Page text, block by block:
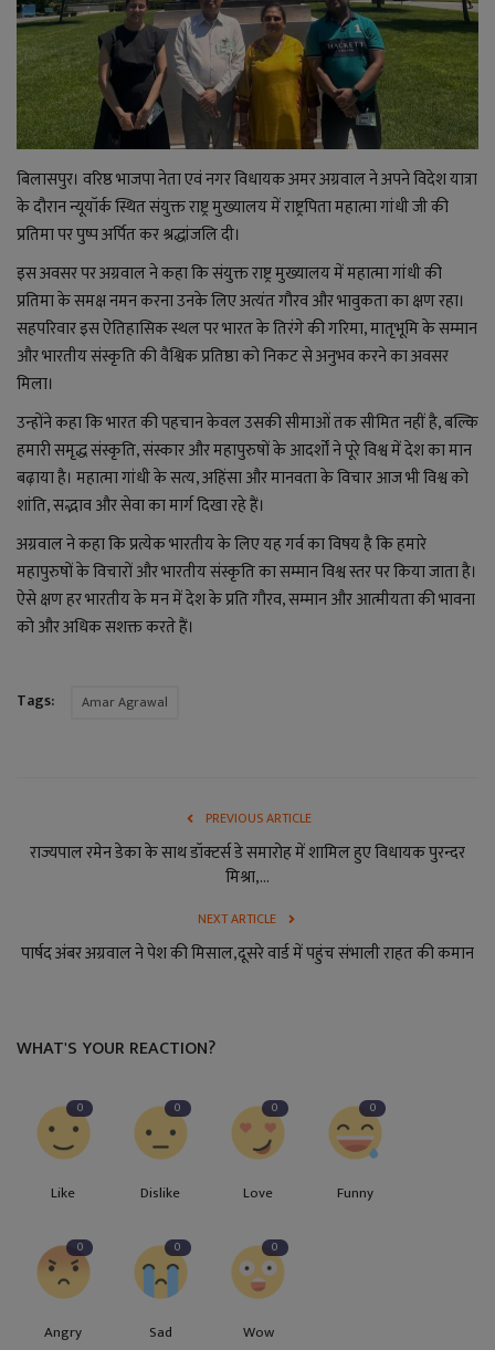
राजनीति
बिजनेस
ज्ञान विज्ञान
करिअर
वाद विवाद
संपादकीय
धर्म
लाइफ स्टाइल
जोक्स
सोशल मीडिया
बिलासपुर। वरिष्ठ भाजपा नेता एवं नगर विधायक अमर अग्रवाल ने अपने विदेश यात्रा
के दौरान न्यूयॉर्क स्थित संयुक्त राष्ट्र मुख्यालय में राष्ट्रपिता महात्मा गांधी जी की
प्रतिमा पर पुष्प अर्पित कर श्रद्धांजलि दी।
इस अवसर पर अग्रवाल ने कहा कि संयुक्त राष्ट्र मुख्यालय में महात्मा गांधी की
प्रतिमा के समक्ष नमन करना उनके लिए अत्यंत गौरव और भावुकता का क्षण रहा।
सहपरिवार इस ऐतिहासिक स्थल पर भारत के तिरंगे की गरिमा, मातृभूमि के सम्मान
और भारतीय संस्कृति की वैश्विक प्रतिष्ठा को निकट से अनुभव करने का अवसर
मिला।
उन्होंने कहा कि भारत की पहचान केवल उसकी सीमाओं तक सीमित नहीं है, बल्कि
हमारी समृद्ध संस्कृति, संस्कार और महापुरुषों के आदर्शों ने पूरे विश्व में देश का मान
बढ़ाया है। महात्मा गांधी के सत्य, अहिंसा और मानवता के विचार आज भी विश्व को
शांति, सद्भाव और सेवा का मार्ग दिखा रहे हैं।
अग्रवाल ने कहा कि प्रत्येक भारतीय के लिए यह गर्व का विषय है कि हमारे
महापुरुषों के विचारों और भारतीय संस्कृति का सम्मान विश्व स्तर पर किया जाता है।
ऐसे क्षण हर भारतीय के मन में देश के प्रति गौरव, सम्मान और आत्मीयता की भावना
को और अधिक सशक्त करते हैं।
Tags: Amar Agrawal
PREVIOUS ARTICLE
राज्यपाल रमेन डेका के साथ डॉक्टर्स डे समारोह में शामिल हुए विधायक पुरन्दर
मिश्रा,...
NEXT ARTICLE
पार्षद अंबर अग्रवाल ने पेश की मिसाल,दूसरे वार्ड में पहुंच संभाली राहत की कमान
WHAT'S YOUR REACTION?
0
Like
0
Dislike
0
Love
0
Funny
0
Angry
0
Sad
0
Wow